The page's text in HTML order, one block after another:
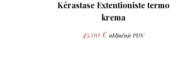
Kérastase Extentioniste termo
krema
45.00 € uključuje PDV